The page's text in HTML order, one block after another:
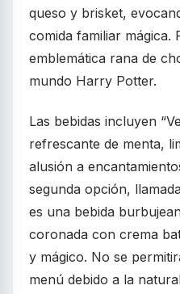
queso y brisket,
comida familiar mágica.
emblemática rana de
mundo Harry Potter.
Las bebidas incluyen
refrescante de menta,
alusión a
segunda opción,
es una bebida
coronada con crema
y mágico. No se
menú debido a la